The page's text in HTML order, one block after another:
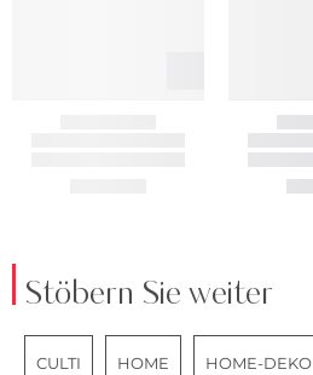
Stöbern Sie weiter
CULTI HOME HOME-DEKO